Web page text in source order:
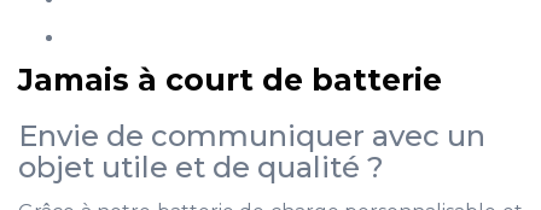
Jamais à court de batterie
Envie de communiquer avec un
objet utile et de qualité ?